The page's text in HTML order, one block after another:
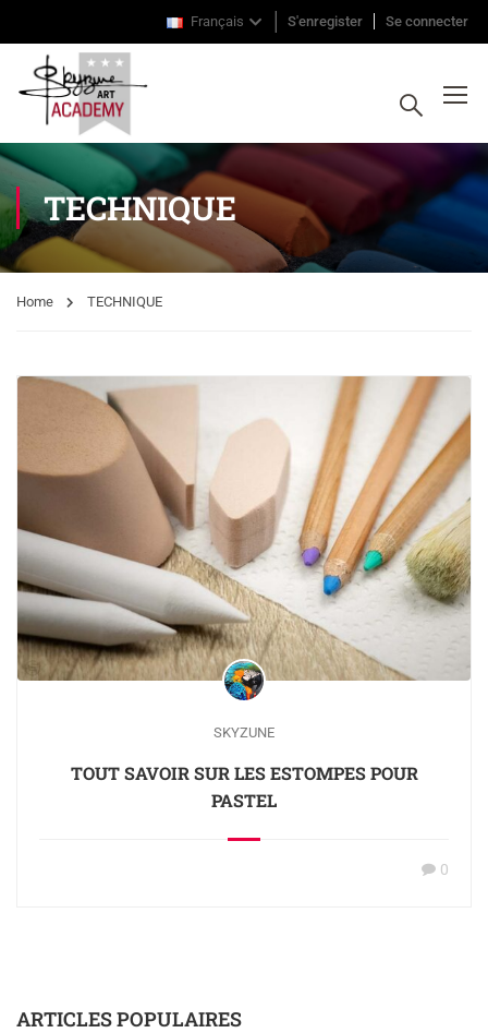
Français S'enregister Se connecter
TECHNIQUE
Home TECHNIQUE
SKYZUNE
TOUT SAVOIR SUR LES ESTOMPES POUR
PASTEL
0
ARTICLES POPULAIRES